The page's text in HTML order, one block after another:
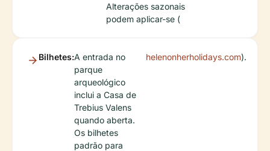
Alterações sazonais
podem aplicar-se (
Bilhetes:A entrada no
parque
arqueológico
inclui a Casa de
Trebius Valens
quando aberta.
Os bilhetes
padrão para
helenonherholidays.com).